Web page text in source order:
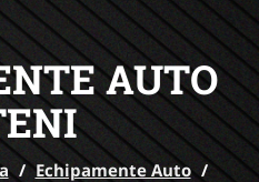
AUTO
/ Echipamente Auto /